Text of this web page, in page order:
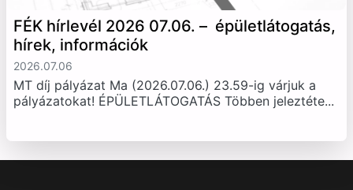
FÉK hírlevél 2026 07.06. – épületlátogatás,
hírek, információk
2026.07.06
MT díj pályázat Ma (2026.07.06.) 23.59-ig várjuk a
pályázatokat! ÉPÜLETLÁTOGATÁS Többen jeleztéte...